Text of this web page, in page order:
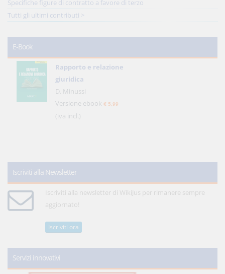
Specifiche figure di contratto a favore di terzo
Tutti gli ultimi contributi >
E-Book
Rapporto e relazione
giuridica
D. Minussi
Versione ebook € 5,99
(iva incl.)
Iscriviti alla Newsletter
Iscriviti alla newsletter di WikiJus per rimanere sempre
aggiornato!
Iscriviti ora
Servizi innovativi